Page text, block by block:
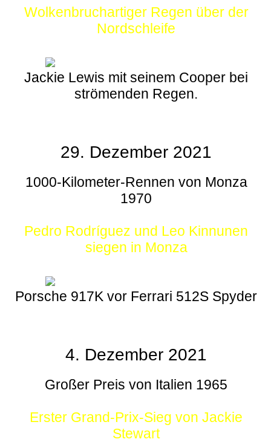
Wolkenbruchartiger Regen über der
Nordschleife
Jackie Lewis mit seinem Cooper bei
strömenden Regen.
29. Dezember 2021
1000-Kilometer-Rennen von Monza
1970
Pedro Rodríguez und Leo Kinnunen
siegen in Monza
Porsche 917K vor Ferrari 512S Spyder
4. Dezember 2021
Großer Preis von Italien 1965
Erster Grand-Prix-Sieg von Jackie
Stewart